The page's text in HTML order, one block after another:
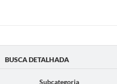
BUSCA DETALHADA
Subcategoria